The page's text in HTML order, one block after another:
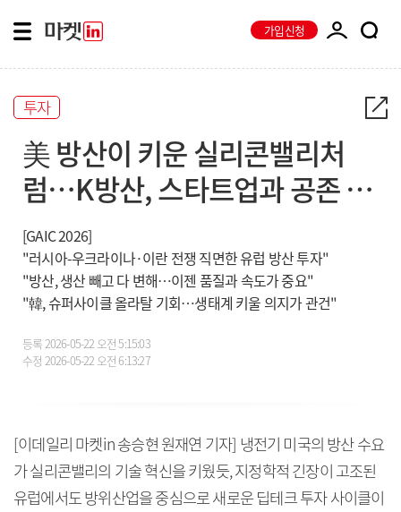
가입신청
투자
美 방산이 키운 실리콘밸리처
럼…K방산, 스타트업과 공존 모
색을
[GAIC 2026]
"러시아-우크라이나·이란 전쟁 직면한 유럽 방산 투자"
"방산, 생산 빼고 다 변해…이젠 품질과 속도가 중요"
"韓, 슈퍼사이클 올라탈 기회…생태계 키울 의지가 관건"
등록2026-05-22 오전 5:15:03
수정 2026-05-22 오전 6:13:27
[이데일리 마켓in 송승현 원재연 기자] 냉전기 미국의 방산 수요
가 실리콘밸리의 기술 혁신을 키웠듯, 지정학적 긴장이 고조된
유럽에서도 방위산업을 중심으로 새로운 딥테크 투자 사이클이